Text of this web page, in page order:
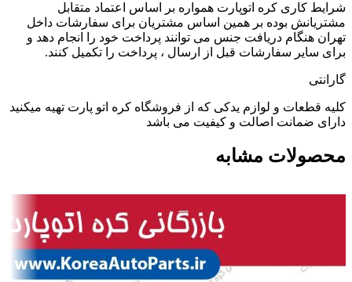
شرایط کاری کره اتوپارت همواره بر اساس اعتماد متقابل
مشتریانش بوده بر همین اساس مشتریان برای سفارشات داخل
تهران هنگام دریافت جنس می توانند پرداخت خود را انجام دهد و
برای سایر سفارشات قبل از ارسال ، پرداخت را تکمیل کنند.
گارانتی
کلیه قطعات و لوازم یدکی که از فروشگاه کره اتو پارت تهیه میکنید
دارای ضمانت اصالت و کیفیت می باشد
محصولات مشابه